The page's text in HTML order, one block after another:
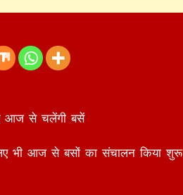
आज से चलेंगी बसें
भी आज से बसों का संचालन किया शुरू